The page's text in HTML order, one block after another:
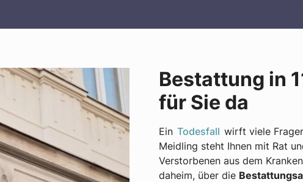
Bestattung in
für Sie da
Ein Todesfall wirft viele
Meidling steht Ihnen mit Rat
Verstorbenen aus dem
daheim, über die